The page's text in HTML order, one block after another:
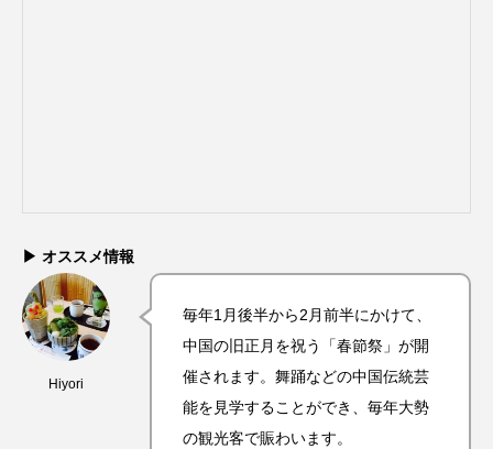
▶ オススメ情報
Hiyori
毎年1月後半から2月前半にかけて、
中国の旧正月を祝う「春節祭」が開
催されます。舞踊などの中国伝統芸
能を見学することができ、毎年大勢
の観光客で賑わいます。